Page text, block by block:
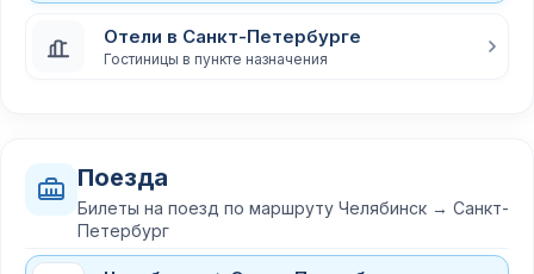
Отели в Санкт-Петербурге
Гостиницы в пункте назначения
Поезда
Билеты на поезд по маршруту Челябинск → Санкт-
Петербург